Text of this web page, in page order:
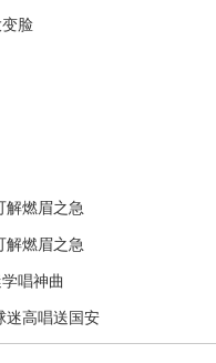
脸
解燃眉之急
解燃眉之急
唱神曲
迷高唱送国安